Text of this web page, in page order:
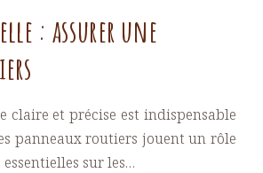
: assurer une
claire et précise est indispensable
panneaux routiers jouent un rôle
sur les…